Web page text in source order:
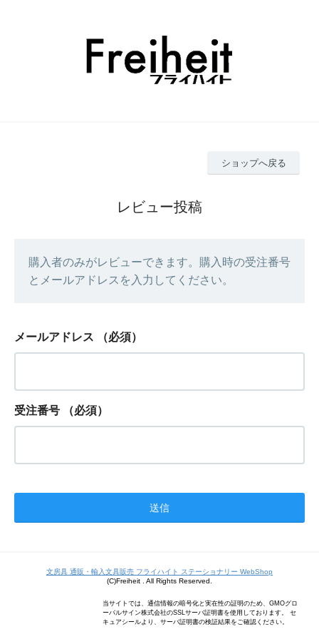
ショップへ戻る
レビュー投稿
購入者のみがレビューできます。購入時の受注番号
とメールアドレスを入力してください。
メールアドレス （必須）
受注番号 （必須）
文房具 通販・輸入文具販売 フライハイト ステーショナリー WebShop
(C)Freiheit . All Rights Reserved.
当サイトでは、通信情報の暗号化と実在性の証明のため、GMOグロ
ーバルサイン株式会社のSSLサーバ証明書を使用しております。 セ
キュアシールより、サーバ証明書の検証結果をご確認ください。